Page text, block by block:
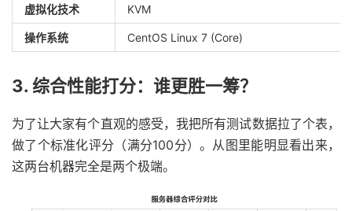
虚拟化技术 KVM
操作系统 CentOS Linux 7 (Core)
3. 综合性能打分：谁更胜一筹？
为了让大家有个直观的感受，我把所有测试数据拉了个表，
做了个标准化评分（满分100分）。从图里能明显看出来，
这两台机器完全是两个极端。